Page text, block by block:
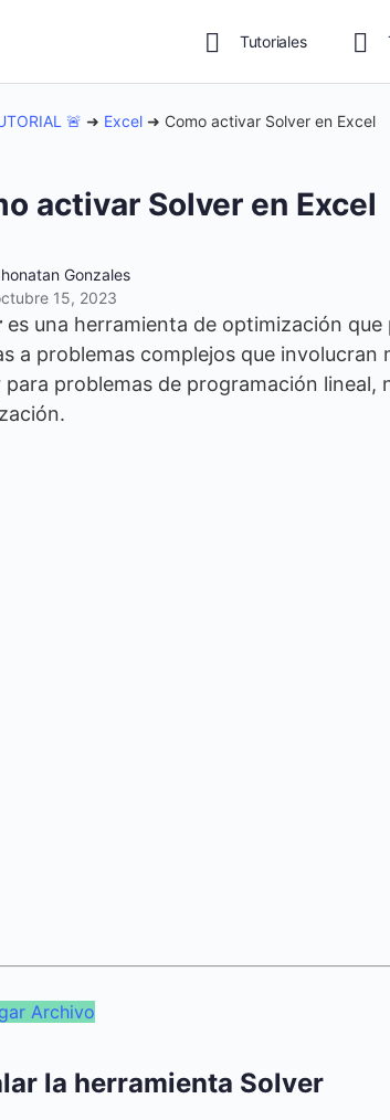
Tutoriales
🚨 ➜ Excel ➜ Como activar Solver en Excel
activar Solver en Excel
Gonzales
15, 2023
es una herramienta de optimización
a problemas complejos que
para problemas de programación
Archivo
la herramienta Solver